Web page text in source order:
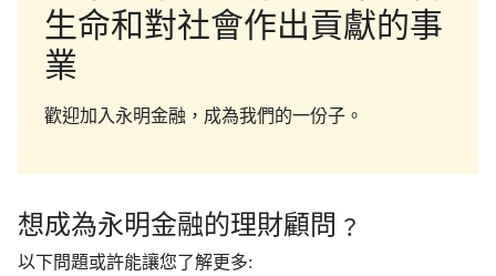
生命和對社會作出貢獻的事
業
歡迎加入永明金融，成為我們的一份子。
想成為永明金融的理財顧問﹖
以下問題或許能讓您了解更多: